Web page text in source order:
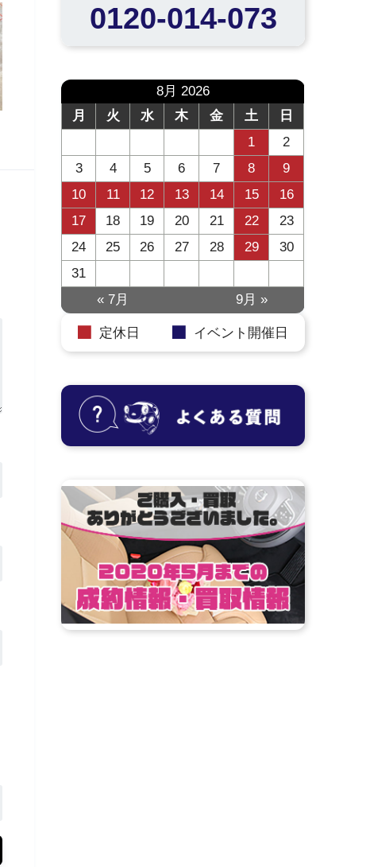
0120-014-073
8月 2026
月
火 水 木 金 土
日
1
2
3
4 5 6 7 8
9
10
11 12 13 14 15
16
17
18 19 20 21 22
23
24
25 26 27 28 29
30
31
« 7月
9月 »
定休日 イベント開催日